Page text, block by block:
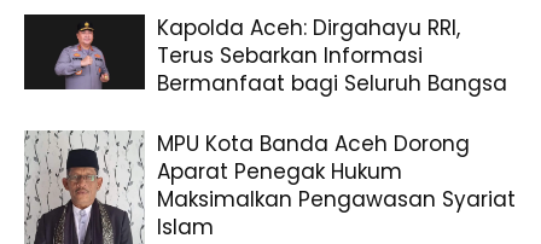
Kapolda Aceh: Dirgahayu RRI,
Terus Sebarkan Informasi
Bermanfaat bagi Seluruh Bangsa
MPU Kota Banda Aceh Dorong
Aparat Penegak Hukum
Maksimalkan Pengawasan Syariat
Islam